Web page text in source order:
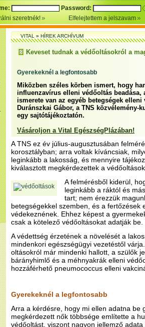
Password:
szeretnék!
Elfelejtettem a jelszavam
VITAL»HÍREK ARCHÍVUM
Keveset tudnak a védőoltásokról a
Gyerekeknél a legfontosabb
Miközben széles körben ismert, hogy
influenzavírus elleni védőoltás beadása,
ismerete van az egyéb betegségek
Duránszkai Gábor, a TNS közvélemény-
egy sajtótájékoztatón.
Vásároljon a Vital EgészségPlázában!
A TNS ez év július-augusztusában
korosztályban; arra voltak kíváncsiak,
leginkább a lakosság, és mennyire
kiválasztott megkérdezettek a
A felmérésből kiderül,
leginkább a ráktól és
tart; nem érezzük
betegségekkel szemben, és a fertőzések
védekeznének. Ehhez képest a
csak a kötelező védőoltásokat adatják be.
A védettség érzetének a növelését a
mindenkori egészségügyi vezetéstől
oltásokról már mindenki hallott, a szülők
bárányhimlő és a méhnyakrák elleni
hozzáférhető pneumococcus elleni
Gyerekeknél a legfontosabb
Arra a kérdésre, hogy mi ellen adatna be
megkérdezett nők többsége említette a
védőoltást, viszont nagyon jellemző